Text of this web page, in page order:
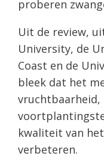
proberen
Uit de review,
University, de
Coast en de
bleek dat het
vruchtbaarheid,
kwaliteit van
verbeteren.